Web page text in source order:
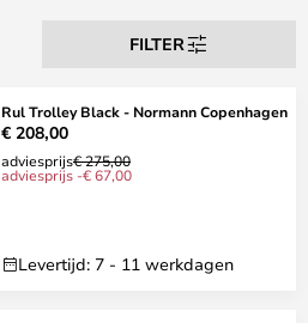
FILTER
Rul Trolley Black - Normann Copenhagen
€ 208,00
adviesprijs€ 275,00
adviesprijs -€ 67,00
Levertijd: 7 - 11 werkdagen